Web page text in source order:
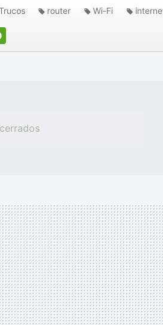
router Wi-Fi